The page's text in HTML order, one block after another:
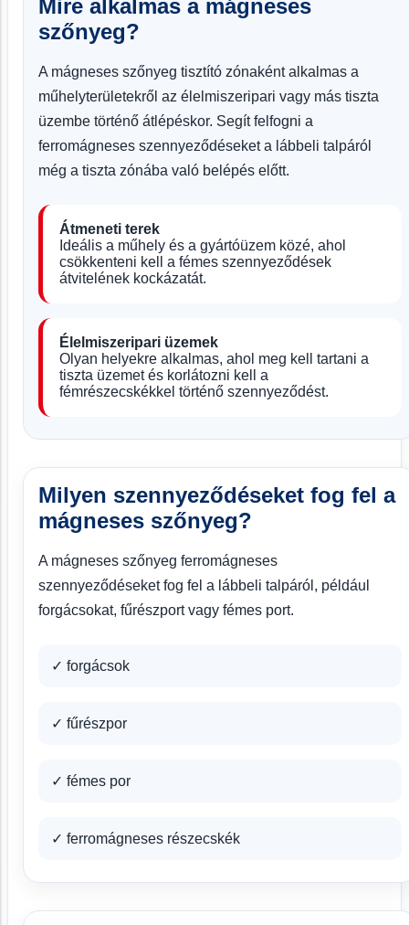
Mire alkalmas a mágneses
szőnyeg?
A mágneses szőnyeg tisztító zónaként alkalmas a
műhelyterületekről az élelmiszeripari vagy más tiszta
üzembe történő átlépéskor. Segít felfogni a
ferromágneses szennyeződéseket a lábbeli talpáról
még a tiszta zónába való belépés előtt.
Átmeneti terek
Ideális a műhely és a gyártóüzem közé, ahol
csökkenteni kell a fémes szennyeződések
átvitelének kockázatát.
Élelmiszeripari üzemek
Olyan helyekre alkalmas, ahol meg kell tartani a
tiszta üzemet és korlátozni kell a
fémrészecskékkel történő szennyeződést.
Milyen szennyeződéseket fog fel a
mágneses szőnyeg?
A mágneses szőnyeg ferromágneses
szennyeződéseket fog fel a lábbeli talpáról, például
forgácsokat, fűrészport vagy fémes port.
✓ forgácsok
✓ fűrészpor
✓ fémes por
✓ ferromágneses részecskék